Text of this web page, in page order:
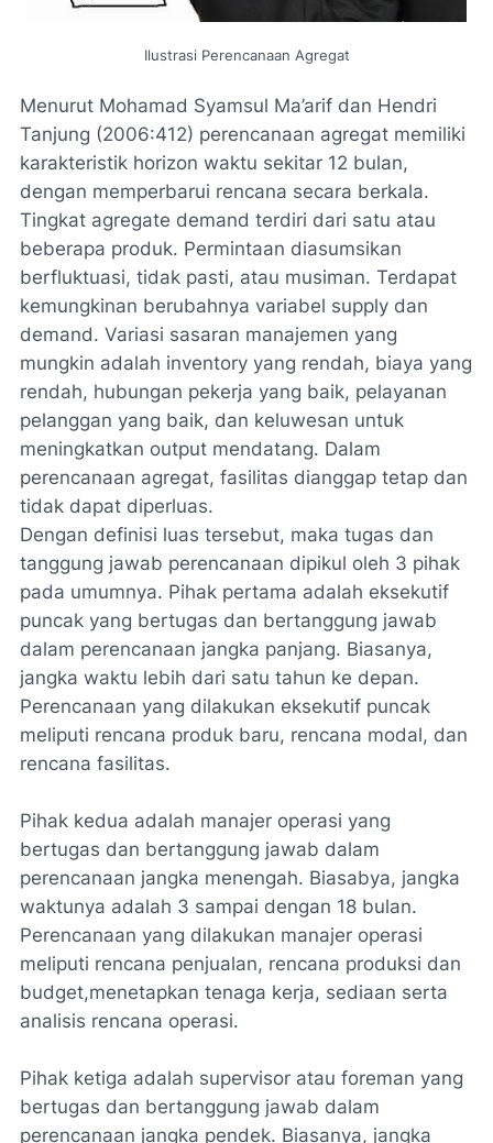
Ilustrasi Perencanaan Agregat
Menurut Mohamad Syamsul Ma’arif dan Hendri
Tanjung (2006:412) perencanaan agregat memiliki
karakteristik horizon waktu sekitar 12 bulan,
dengan memperbarui rencana secara berkala.
Tingkat agregate demand terdiri dari satu atau
beberapa produk. Permintaan diasumsikan
berfluktuasi, tidak pasti, atau musiman. Terdapat
kemungkinan berubahnya variabel supply dan
demand. Variasi sasaran manajemen yang
mungkin adalah inventory yang rendah, biaya yang
rendah, hubungan pekerja yang baik, pelayanan
pelanggan yang baik, dan keluwesan untuk
meningkatkan output mendatang. Dalam
perencanaan agregat, fasilitas dianggap tetap dan
tidak dapat diperluas.
Dengan definisi luas tersebut, maka tugas dan
tanggung jawab perencanaan dipikul oleh 3 pihak
pada umumnya. Pihak pertama adalah eksekutif
puncak yang bertugas dan bertanggung jawab
dalam perencanaan jangka panjang. Biasanya,
jangka waktu lebih dari satu tahun ke depan.
Perencanaan yang dilakukan eksekutif puncak
meliputi rencana produk baru, rencana modal, dan
rencana fasilitas.
Pihak kedua adalah manajer operasi yang
bertugas dan bertanggung jawab dalam
perencanaan jangka menengah. Biasabya, jangka
waktunya adalah 3 sampai dengan 18 bulan.
Perencanaan yang dilakukan manajer operasi
meliputi rencana penjualan, rencana produksi dan
budget,menetapkan tenaga kerja, sediaan serta
analisis rencana operasi.
Pihak ketiga adalah supervisor atau foreman yang
bertugas dan bertanggung jawab dalam
perencanaan jangka pendek. Biasanya, jangka